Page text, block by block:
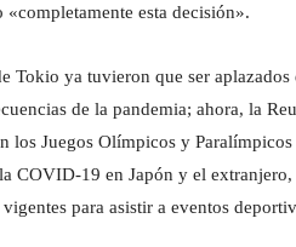
«completamente esta decisión».
Tokio ya tuvieron que ser
de la pandemia; ahora, la
los Juegos Olímpicos y
COVID-19 en Japón y el
para asistir a eventos